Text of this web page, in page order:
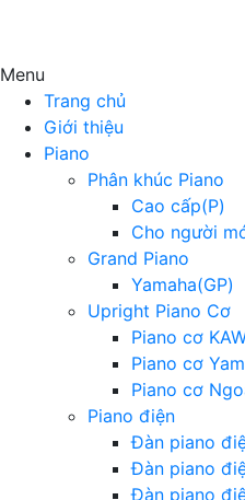
Menu
Trang chủ
Giới thiệu
Piano
Phân khúc Piano
Cao cấp(P)
Cho người
Grand Piano
Yamaha(GP)
Upright Piano Cơ
Piano cơ
Piano cơ
Piano cơ
Piano điện
Đàn piano
Đàn piano
Đàn piano